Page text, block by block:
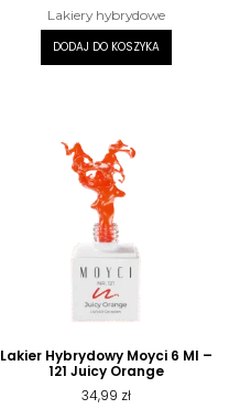
Lakiery hybrydowe
DODAJ DO KOSZYKA
Lakier Hybrydowy Moyci 6 Ml –
121 Juicy Orange
34,99 zł